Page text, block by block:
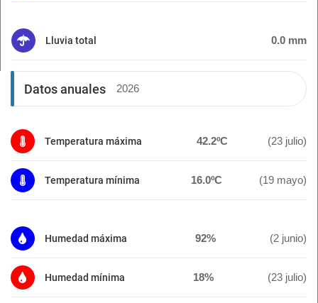
Lluvia total 0.0 mm
Datos anuales 2026
Temperatura máxima 42.2ºC (23 julio)
Temperatura mínima 16.0ºC (19 mayo)
Humedad máxima 92% (2 junio)
Humedad mínima 18% (23 julio)